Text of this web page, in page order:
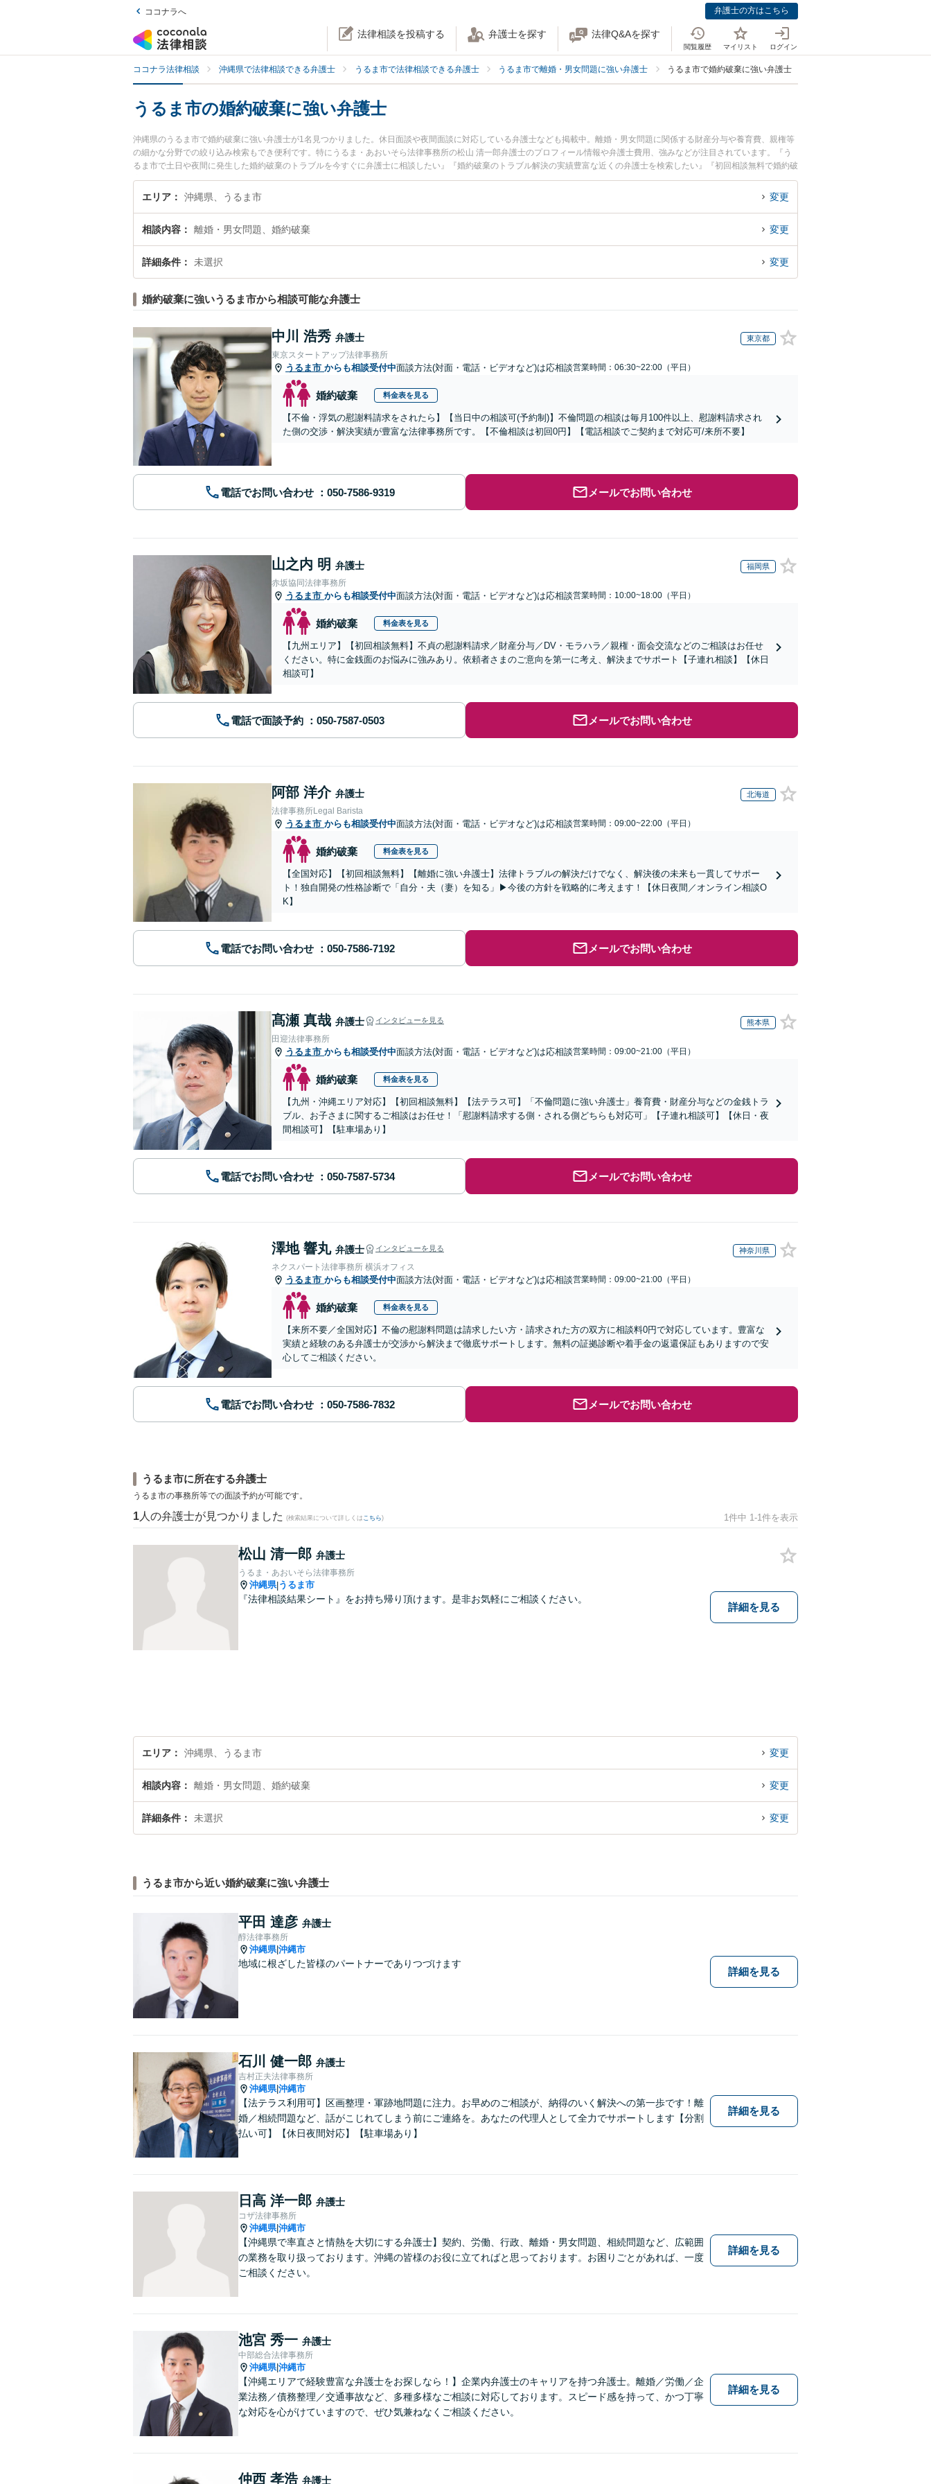
ココナラへ 弁護士の方はこちら
法律相談を投稿する 弁護士を探す 法律Q&Aを探す
閲覧履歴 マイリスト ログイン
ココナラ法律相談 沖縄県で法律相談できる弁護士 うるま市で法律相談できる弁護士 うるま市で離婚・男女問題に強い弁護士 うるま市で婚約破棄に強い弁護士
うるま市の婚約破棄に強い弁護士
沖縄県のうるま市で婚約破棄に強い弁護士が1名見つかりました。休日面談や夜間面談に対応している弁護士なども掲載中。離婚・男女問題に関係する財産分与や養育費、親権等
の細かな分野での絞り込み検索もでき便利です。特にうるま・あおいそら法律事務所の松山 清一郎弁護士のプロフィール情報や弁護士費用、強みなどが注目されています。『う
るま市で土日や夜間に発生した婚約破棄のトラブルを今すぐに弁護士に相談したい』『婚約破棄のトラブル解決の実績豊富な近くの弁護士を検索したい』『初回相談無料で婚約破
棄を法律相談できるうるま市内の弁護士に相談予約したい』などでお困りの相談者さんにおすすめです。
エリア 沖縄県、うるま市 変更
相談内容 離婚・男女問題、婚約破棄 変更
詳細条件 未選択 変更
婚約破棄に強いうるま市から相談可能な弁護士
中川 浩秀 弁護士 東京都
東京スタートアップ法律事務所
うるま市 からも相談受付中面談方法(対面・電話・ビデオなど)は応相談営業時間：06:30~22:00（平日）
婚約破棄 料金表を見る
【不倫・浮気の慰謝料請求をされたら】【当日中の相談可(予約制)】不倫問題の相談は毎月100件以上、慰謝料請求され
た側の交渉・解決実績が豊富な法律事務所です。【不倫相談は初回0円】【電話相談でご契約まで対応可/来所不要】
電話でお問い合わせ メールでお問い合わせ
山之内 明 弁護士 福岡県
赤坂協同法律事務所
うるま市 からも相談受付中面談方法(対面・電話・ビデオなど)は応相談営業時間：10:00~18:00（平日）
婚約破棄 料金表を見る
【九州エリア】【初回相談無料】不貞の慰謝料請求／財産分与／DV・モラハラ／親権・面会交流などのご相談はお任せ
ください。特に金銭面のお悩みに強みあり。依頼者さまのご意向を第一に考え、解決までサポート【子連れ相談】【休日
相談可】
電話で面談予約 メールでお問い合わせ
阿部 洋介 弁護士 北海道
法律事務所Legal Barista
うるま市 からも相談受付中面談方法(対面・電話・ビデオなど)は応相談営業時間：09:00~22:00（平日）
婚約破棄 料金表を見る
【全国対応】【初回相談無料】【離婚に強い弁護士】法律トラブルの解決だけでなく、解決後の未来も一貫してサポー
ト！独自開発の性格診断で「自分・夫（妻）を知る」▶︎今後の方針を戦略的に考えます！【休日夜間／オンライン相談O
K】
電話でお問い合わせ メールでお問い合わせ
髙瀬 真哉 弁護士 インタビューを見る 熊本県
田迎法律事務所
うるま市 からも相談受付中面談方法(対面・電話・ビデオなど)は応相談営業時間：09:00~21:00（平日）
婚約破棄 料金表を見る
【九州・沖縄エリア対応】【初回相談無料】【法テラス可】「不倫問題に強い弁護士」養育費・財産分与などの金銭トラ
ブル、お子さまに関するご相談はお任せ！「慰謝料請求する側・される側どちらも対応可」【子連れ相談可】【休日・夜
間相談可】【駐車場あり】
電話でお問い合わせ メールでお問い合わせ
澤地 響丸 弁護士 インタビューを見る 神奈川県
ネクスパート法律事務所 横浜オフィス
うるま市 からも相談受付中面談方法(対面・電話・ビデオなど)は応相談営業時間：09:00~21:00（平日）
婚約破棄 料金表を見る
【来所不要／全国対応】不倫の慰謝料問題は請求したい方・請求された方の双方に相談料0円で対応しています。豊富な
実績と経験のある弁護士が交渉から解決まで徹底サポートします。無料の証拠診断や着手金の返還保証もありますので安
心してご相談ください。
電話でお問い合わせ メールでお問い合わせ
うるま市に所在する弁護士
うるま市の事務所等での面談予約が可能です。
1 人の弁護士が見つかりました (検索結果について詳しくは こちら) 1件中 1-1件を表示
松山 清一郎 弁護士
うるま・あおいそら法律事務所
沖縄県|うるま市
『法律相談結果シート』をお持ち帰り頂けます。是非お気軽にご相談ください。
詳細を見る
エリア 沖縄県、うるま市 変更
相談内容 離婚・男女問題、婚約破棄 変更
詳細条件 未選択 変更
うるま市から近い婚約破棄に強い弁護士
平田 達彦 弁護士
醇法律事務所
沖縄県|沖縄市
地域に根ざした皆様のパートナーでありつづけます
詳細を見る
石川 健一郎 弁護士
吉村正夫法律事務所
沖縄県|沖縄市
【法テラス利用可】区画整理・軍跡地問題に注力。お早めのご相談が、納得のいく解決への第一歩です！離
婚／相続問題など、話がこじれてしまう前にご連絡を。あなたの代理人として全力でサポートします【分割
払い可】【休日夜間対応】【駐車場あり】
詳細を見る
日高 洋一郎 弁護士
コザ法律事務所
沖縄県|沖縄市
【沖縄県で率直さと情熱を大切にする弁護士】契約、労働、行政、離婚・男女問題、相続問題など、広範囲
の業務を取り扱っております。沖縄の皆様のお役に立てればと思っております。お困りごとがあれば、一度
ご相談ください。
詳細を見る
池宮 秀一 弁護士
中部総合法律事務所
沖縄県|沖縄市
【沖縄エリアで経験豊富な弁護士をお探しなら！】企業内弁護士のキャリアを持つ弁護士。離婚／労働／企
業法務／債務整理／交通事故など、多種多様なご相談に対応しております。スピード感を持って、かつ丁寧
な対応を心がけていますので、ぜひ気兼ねなくご相談ください。
詳細を見る
仲西 孝浩 弁護士